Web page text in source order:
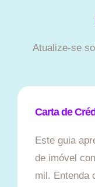
Atualize-se
Carta de
Este guia
de imóvel
mil. Entenda